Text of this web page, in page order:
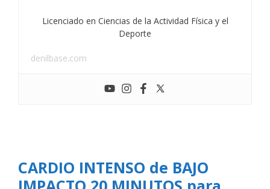
Licenciado en Ciencias de la Actividad Física y el
Deporte
denilbase.com
CARDIO INTENSO de BAJO